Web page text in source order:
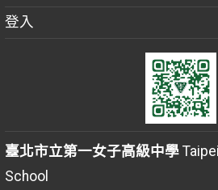
登入
臺北市立第一女子高級中學
School